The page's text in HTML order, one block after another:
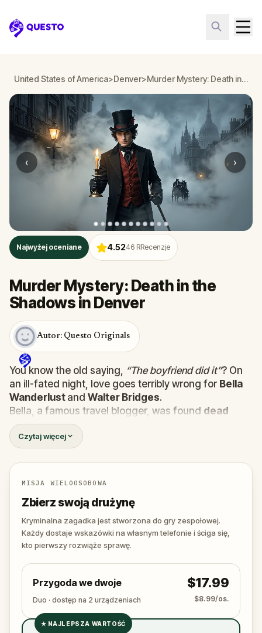
Questo
United States of America>Denver> Murder Mystery: Death in the Shadows in Denver
‹ ›
Najwyżej oceniane 4.5246 RRecenzje
Murder Mystery: Death in the
Shadows in Denver
Autor: Questo Originals
You know the old saying, “The boyfriend did it”? On
an ill-fated night, love goes terribly wrong for Bella
Wanderlust and Walter Bridges.
Bella, a famous travel blogger, was found dead
during a ghost tour led by the theatrical
Shadows. Now, it’s up to you to uncover the truth.
Was it Walter, the obsessed boyfriend? Percy, the
ghost tour guide with a flair for the dramatic? Or is
someone else hiding in the shadows?
expose the real murderer before they strike
again. Make sure to have your pen and paper
ready to jot down all the crucial evidence.
Czytaj więcej
MISJA WIELOOSOBOWA
Zbierz swoją drużynę
Kryminalna zagadka jest stworzona do gry zespołowej.
Każdy dostaje wskazówki na własnym telefonie i ściga się,
kto pierwszy rozwiąże sprawę.
Przygoda we dwoje
Duo · dostęp na 2 urządzeniach
$17.99
$8.99/os.
✓ ★ NAJLEPSZA WARTOŚĆ